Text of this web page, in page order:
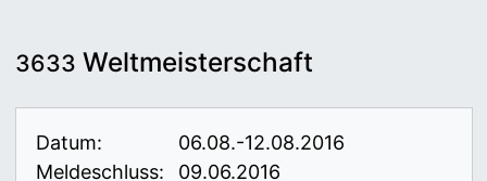
3633 Weltmeisterschaft
Datum:
06.08.-12.08.2016
Meldeschluss:
09.06.2016